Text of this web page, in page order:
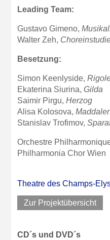
Leading Team:
Gustavo Gimeno,
Walter Zeh,
Besetzung:
Simon Keenlyside,
Ekaterina Siurina,Gilda
Saimir Pirgu, Herzog
Alisa Kolosova,
Stanislav Trofimov,
Orchestre
Philharmonia Chor Wien
Theatre des Champs-
Zur Projektübersicht
CD´s und DVD´s